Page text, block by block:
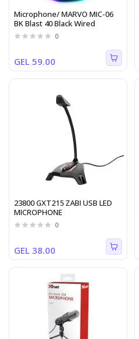
Microphone/ MARVO MIC-06
BK Blast 40 Black Wired
0
GEL 59.00
23800 GXT215 ZABI USB LED
MICROPHONE
0
GEL 38.00